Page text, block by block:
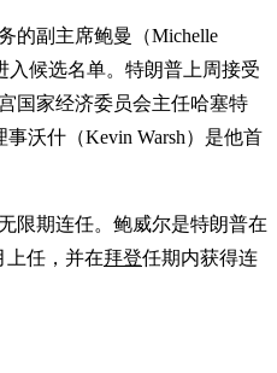
的副主席鲍曼（Michelle
入候选名单。特朗普上周接受
国家经济委员会主任哈塞特
事沃什（Kevin Warsh）是他首
限期连任。鲍威尔是特朗普在
上任，并在拜登任期内获得连